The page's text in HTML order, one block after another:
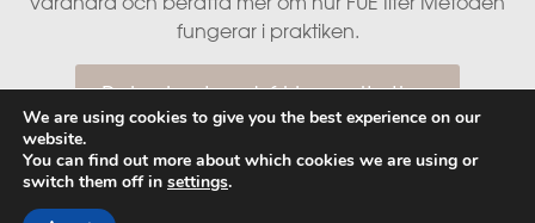
fungerar i praktiken.
Boka kostnadsfri konsultation
We are using cookies to give you the best experience on our
website.
You can find out more about which cookies we are using or
switch them off in settings.